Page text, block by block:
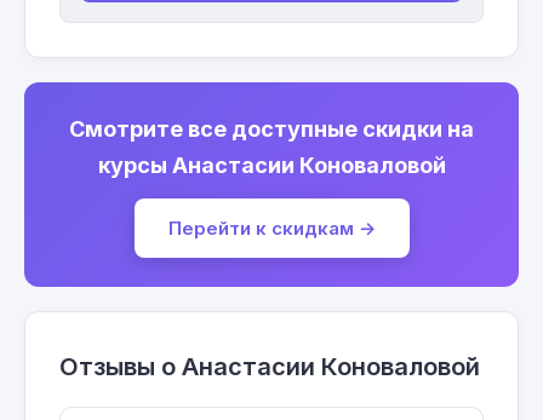
Смотрите все доступные скидки на
курсы Анастасии Коноваловой
Перейти к скидкам →
Отзывы о Анастасии Коноваловой